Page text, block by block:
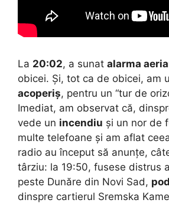
La 20:02, a sunat alarma
obicei. Și, tot ca de obicei, am
acoperiș, pentru un “tur de
Imediat, am observat că,
vede un incendiu și un nor de
multe telefoane și am aflat
radio au început să anunțe,
târziu: la 19:50, fusese distrus
peste Dunăre din Novi Sad,
dinspre cartierul Sremska